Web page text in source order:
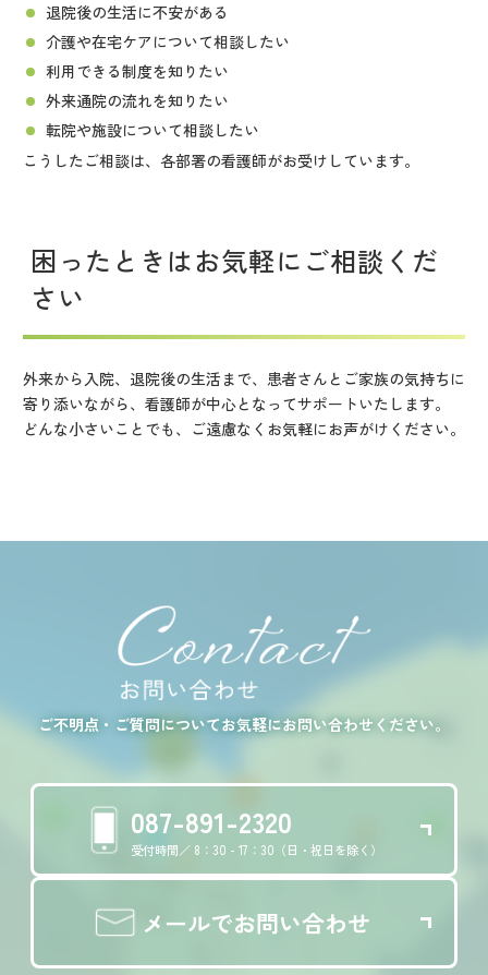
退院後の生活に不安がある
介護や在宅ケアについて相談したい
利用できる制度を知りたい
外来通院の流れを知りたい
転院や施設について相談したい
こうしたご相談は、各部署の看護師がお受けしています。
困ったときはお気軽にご相談くだ
さい
外来から入院、退院後の生活まで、患者さんとご家族の気持ちに
寄り添いながら、看護師が中心となってサポートいたします。
どんな小さいことでも、ご遠慮なくお気軽にお声がけください。
ご不明点・ご質問についてお気軽にお問い合わせください。
087-891-2320
受付時間／ 8：30 - 17：30（日・祝日を除く）
メールでお問い合わせ